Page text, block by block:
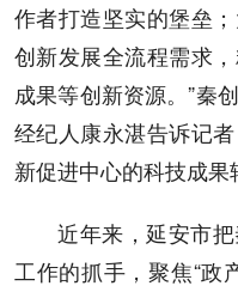
作者打造坚实的堡垒
创新发展全流程需求
成果等创新资源。”秦
经纪人康永湛告诉记
新促进中心的科技成果
近年来，延安市
工作的抓手，聚焦“政